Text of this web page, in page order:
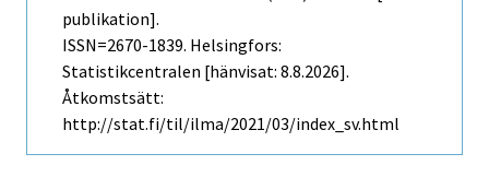
publikation].
ISSN=2670-1839. Helsingfors:
Statistikcentralen [hänvisat: 8.8.2026].
Åtkomstsätt:
http://stat.fi/til/ilma/2021/03/index_sv.html